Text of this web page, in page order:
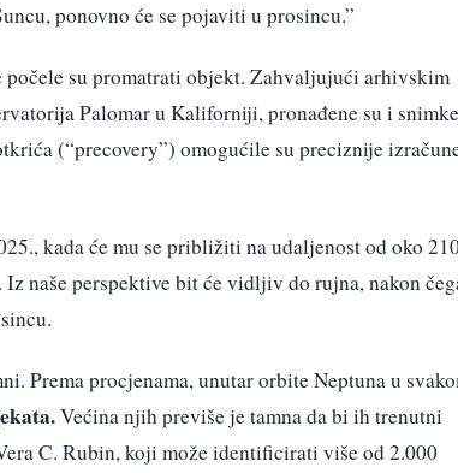
ponovno će se pojaviti u prosincu.”
su promatrati objekt. Zahvaljujući arhivskim
Palomar u Kaliforniji, pronađene su i snimke
(“precovery”) omogućile su preciznije
kada će mu se približiti na udaljenost od oko
naše perspektive bit će vidljiv do rujna, nakon
Prema procjenama, unutar orbite Neptuna u
Većina njih previše je tamna da bi ih trenutni
C. Rubin, koji može identificirati više od 2.000